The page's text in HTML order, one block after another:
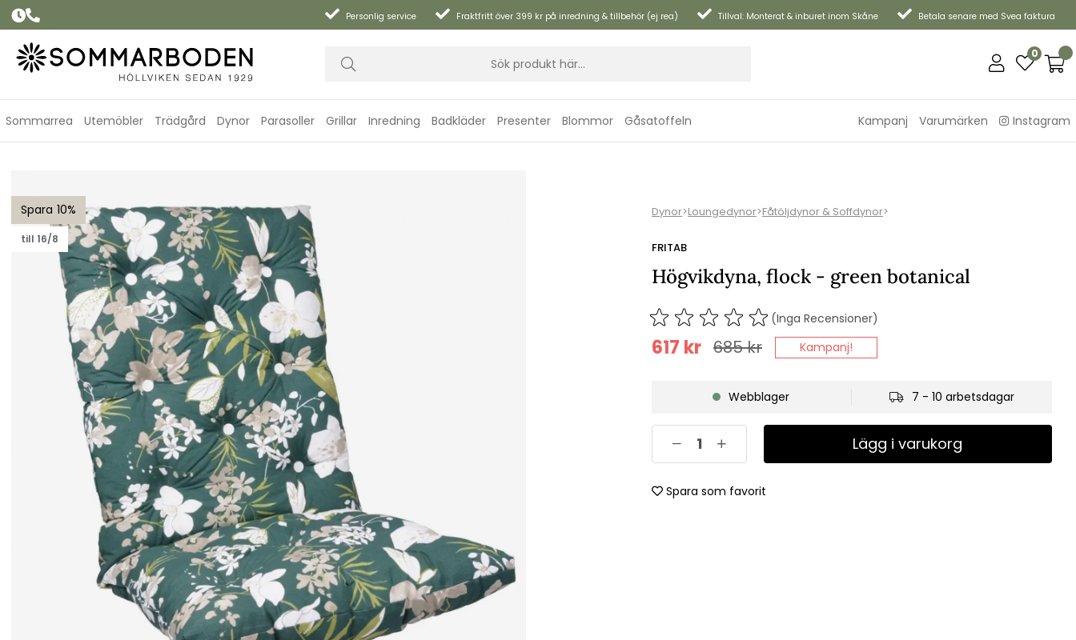
Personlig service Fraktfritt över 399 kr på inredning & tillbehör (ej rea) Tillval: Monterat & inburet inom Skåne Betala senare med Svea faktura
0
Sommarrea Utemöbler Trädgård Dynor Parasoller Grillar Inredning Badkläder Presenter Blommor Gåsatoffeln Kampanj Varumärken Instagram
10
till 16/8
Dynor>Loungedynor>Fåtöljdynor & Soffdynor>
FRITAB
Högvikdyna, flock - green botanical
(Inga Recensioner)
685kr
617 kr Kampanj!
Webblager 7 - 10 arbetsdagar
Lägg i varukorg
Spara som favorit